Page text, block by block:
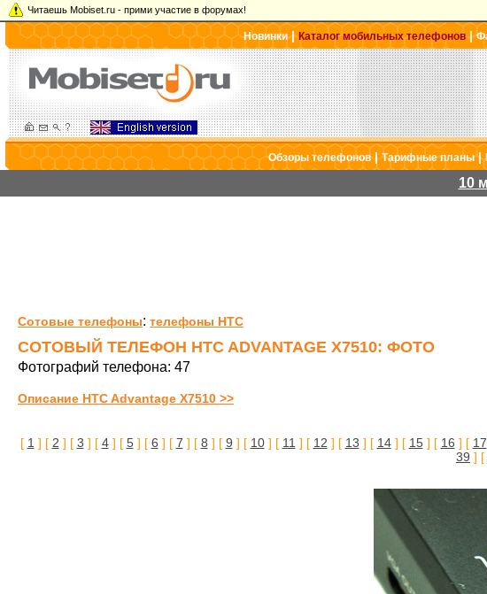
Читаешь Mobiset.ru - прими участие в форумах!
Новинки|Каталог мобильных телефонов|
Обзоры телефонов|Тарифные планы|
10
Сотовые телефоны: телефоны HTC
СОТОВЫЙ ТЕЛЕФОН HTC ADVANTAGE X7510: ФОТО
Фотографий телефона: 47
Описание HTC Advantage X7510 >>
[ 1 ] [ 2 ] [ 3 ] [ 4] [ 5] [ 6 ] [ 7 ] [ 8 ] [ 9 ] [ 10] [ 11 ] [ 12 ] [ 13 ] [ 14] [ 15] [ 16 ] [ 17
39 ] [